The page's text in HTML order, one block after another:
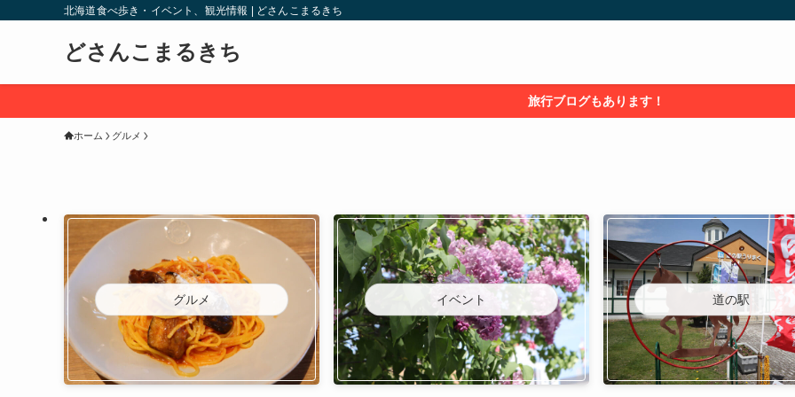
北海道食べ歩き・イベント、観光情報 | どさんこまるきち
どさんこまるきち
旅行ブログもあります！
ホーム グルメ
グルメ イベント 道の駅